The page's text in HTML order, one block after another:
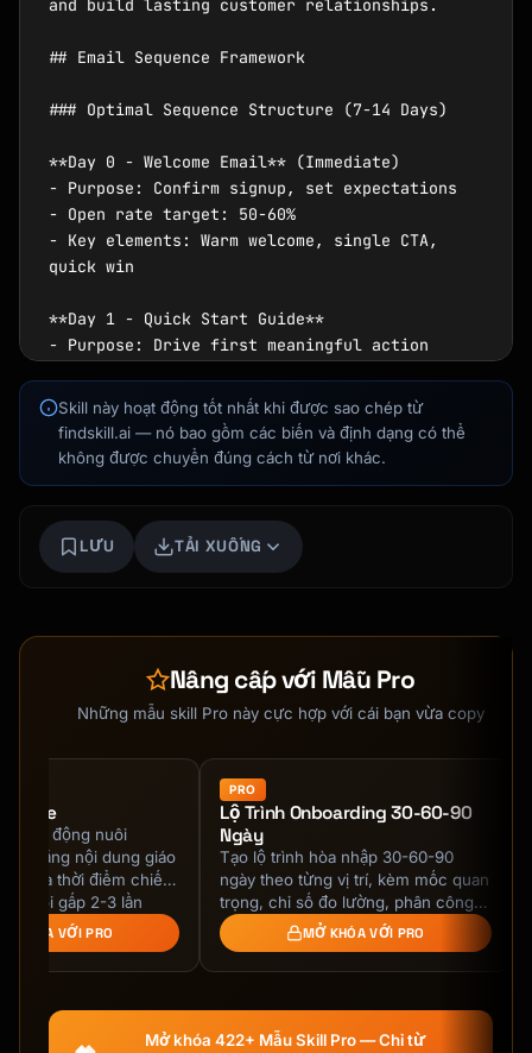
and build lasting customer relationships.
## Email Sequence Framework
### Optimal Sequence Structure (7-14 Days)
**Day 0 - Welcome Email** (Immediate)
- Purpose: Confirm signup, set expectations
- Open rate target: 50-60%
- Key elements: Warm welcome, single CTA,
quick win
**Day 1 - Quick Start Guide**
- Purpose: Drive first meaningful action
- Goal: Reach "aha moment" quickly
**Day 3 - Feature Spotlight**
- Include: User success example
**Day 5 - Social Proof**
- Elements: Customer story, testimonial,
- CTA: Join community or share experience
- Purpose: Maximize product value
- Content: Power user tips, shortcuts
- Format: Numbered list, easy to scan
**Day 10 - Feedback Request**
- Purpose: Gather insights, show you care
- Ask: One simple question
- Optional: Include NPS survey link
- Purpose: Convert to paid/upgrade
Skill này hoạt động tốt nhất khi được sao chép từ
findskill.ai — nó bao gồm các biến và định dạng có thể
không được chuyển đúng cách từ nơi khác.
LƯU TẢI XUỐNG
Nâng cấp với Mẫu Pro
Những mẫu skill Pro này cực hợp với cái bạn vừa copy
tự động nuôi
bằng nội dung giáo
tin và thời điểm chiến
đổi gấp 2-3 lần
KHÓA VỚI PRO
PRO
Lộ Trình Onboarding 30-60-90
Ngày
Tạo lộ trình hòa nhập 30-60-90
ngày theo từng vị trí, kèm mốc quan
trọng, chỉ số đo lường, phân công
mentor và lịch họp với quản lý cho
các vai trò …
MỞ KHÓA VỚI PRO
Mở khóa 422+ Mẫu Skill Pro — Chỉ từ